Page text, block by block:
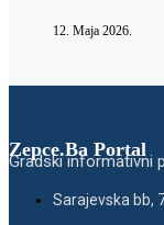
12. Maja 2026.
Zepce.Ba Portal
Gradski informativni
Sarajevska bb,